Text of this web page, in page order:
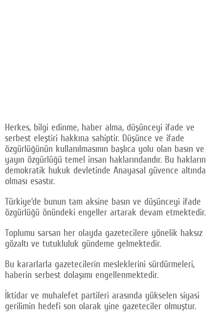
Herkes, bilgi edinme, haber alma, düşünceyi ifade ve
serbest eleştiri hakkına sahiptir. Düşünce ve ifade
özgürlüğünün kullanılmasının başlıca yolu olan basın ve
yayın özgürlüğü temel insan haklarındandır. Bu hakların
demokratik hukuk devletinde Anayasal güvence altında
olması esastır.
Türkiye’de bunun tam aksine basın ve düşünceyi ifade
özgürlüğü önündeki engeller artarak devam etmektedir.
Toplumu sarsan her olayda gazetecilere yönelik haksız
gözaltı ve tutukluluk gündeme gelmektedir.
Bu kararlarla gazetecilerin mesleklerini sürdürmeleri,
haberin serbest dolaşımı engellenmektedir.
İktidar ve muhalefet partileri arasında yükselen siyasi
gerilimin hedefi son olarak yine gazeteciler olmuştur.